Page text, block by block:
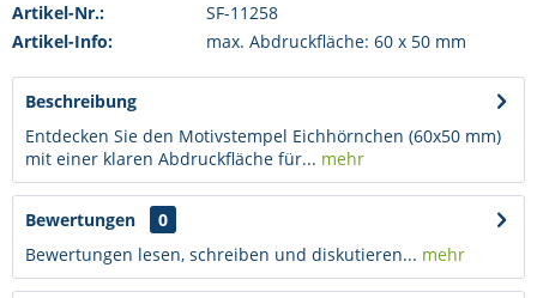
Artikel-Nr.:
SF-11258
Artikel-Info:
max. Abdruckfläche: 60 x 50 mm
Beschreibung
Entdecken Sie den Motivstempel Eichhörnchen (60x50 mm)
mit einer klaren Abdruckfläche für... mehr
Bewertungen
0
Bewertungen lesen, schreiben und diskutieren... mehr